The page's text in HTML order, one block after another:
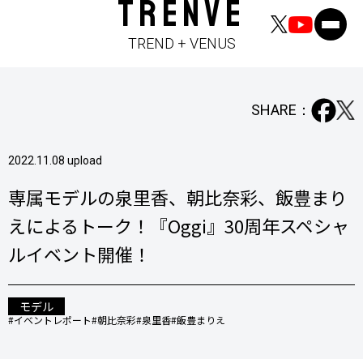
TRENVE
TREND + VENUS
2022.11.08 upload
SHARE：
専属モデルの泉里香、朝比奈彩、飯豊まり
えによるトーク！『Oggi』30周年スペシャ
ルイベント開催！
モデル
#イベントレポート#朝比奈彩#泉里香#飯豊まりえ